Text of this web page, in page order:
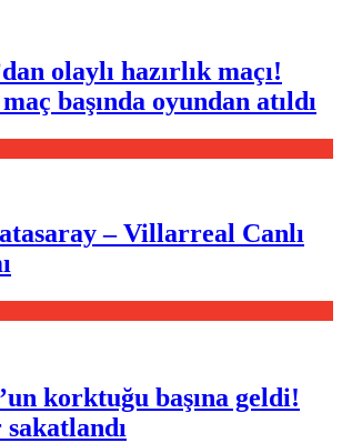
olaylı hazırlık maçı!
başında oyundan atıldı
– Villarreal Canlı
korktuğu başına geldi!